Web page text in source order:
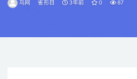
鸟网 雀形目 3年前 0 87